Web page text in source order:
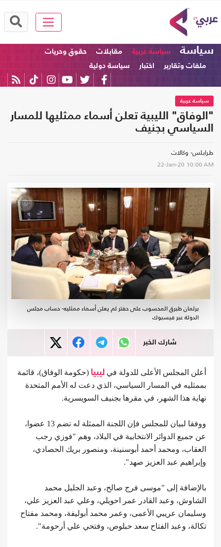
سياسة سياسة عربية مقابلات
حقوق وحريات
ملفات وتقارير
اختبار سياسة دولية
سياسة عربية
"الوفاق" الليبية تعلن أسماء ممثليها للمسار
السياسي بجنيف
طرابلس- وكالات
22-Jan-20 10:00 AM
برلمان طبرق المحسوب على حفتر لم يعلن أسماء ممثليه- حساب مجلس
الدولة عبر فيسبوك
شارك الخبر
أعلن المجلس الأعلى للدولة في ليبيا (حكومة الوفاق)، قائمة
بممثليه في المسار السياسي، الذي دعت له الأمم المتحدة
نهاية هذا الشهر، في مقرها بجنيف السويسرية.
ووفقا لبيان للمجلس فإن اللجنة الممثلة له تضم 13 عضوا،
عن جميع الدوائر الانتخابية في البلاد، وهم "فوزي رجب
العقاب، ومحمد أحمد أبوسنينة، ومنصور بريك الحصادي،
وإبراهيم عبد العزيز صهد".
بالإضافة إلى "موسى فرج صالح، وعبد الجليل محمد
الشاوش، وعبد القادر عمر احويلي، وعلي عبد العزيز علي،
وسليمان عريبي الأعمى، وعمر محمد أبوليفة، ومحمد مفتاح
تكالة، وعبد الفتاح سعد حبلوص، وفتحي علي أرحومة".